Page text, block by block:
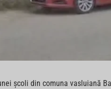
școli din comuna vasluiană